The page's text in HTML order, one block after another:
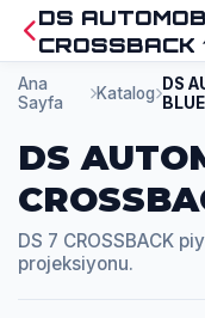
DS
CROSSBACK
Ana
Sayfa
Katalog
DS
DS
DS 7 CROSSBACK
projeksiyonu.